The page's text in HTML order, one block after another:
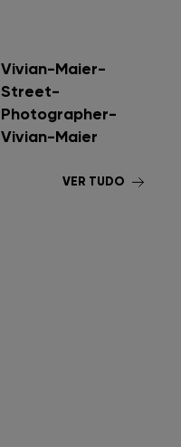
Vivian-Maier-
Street-
Photographer-
Vivian-Maier
VER TUDO